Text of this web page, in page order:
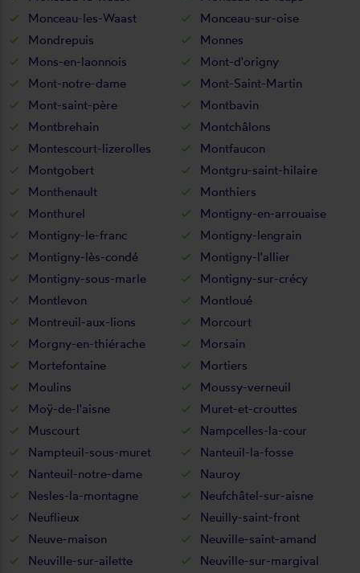
Monceau-les-Waast
Monceau-sur-oise
Mondrepuis
Monnes
Mons-en-laonnois
Mont-d'origny
Mont-notre-dame
Mont-Saint-Martin
Mont-saint-père
Montbavin
Montbrehain
Montchâlons
Montescourt-lizerolles
Montfaucon
Montgobert
Montgru-saint-hilaire
Monthenault
Monthiers
Monthurel
Montigny-en-arrouaise
Montigny-le-franc
Montigny-lengrain
Montigny-lès-condé
Montigny-l'allier
Montigny-sous-marle
Montigny-sur-crécy
Montlevon
Montloué
Montreuil-aux-lions
Morcourt
Morgny-en-thiérache
Morsain
Mortefontaine
Mortiers
Moulins
Moussy-verneuil
Moÿ-de-l'aisne
Muret-et-crouttes
Muscourt
Nampcelles-la-cour
Nampteuil-sous-muret
Nanteuil-la-fosse
Nanteuil-notre-dame
Nauroy
Nesles-la-montagne
Neufchâtel-sur-aisne
Neuflieux
Neuilly-saint-front
Neuve-maison
Neuville-saint-amand
Neuville-sur-ailette
Neuville-sur-margival